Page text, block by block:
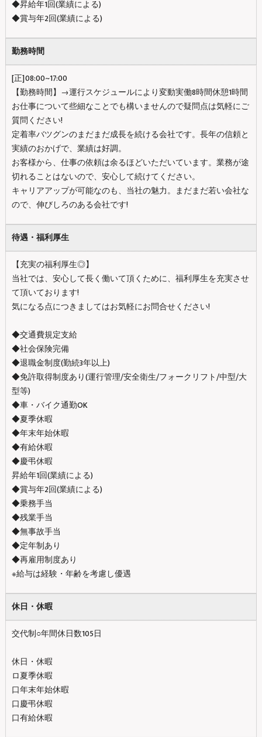
◆昇給年1回(業績による)
◆賞与年2回(業績による)
勤務時間
[正]08:00~17:00
【勤務時間】→運行スケジュールにより変動実働8時間休憩1時間
お仕事について些細なことでも構いませんので疑問点は気軽にご
質問ください!
定着率バツグンのまだまだ成長を続ける会社です。長年の信頼と
実績のおかげで、業績は好調。
お客様から、仕事の依頼は余るほどいただいています。業務が途
切れることはないので、安心して続けてください。
キャリアアップが可能なのも、当社の魅力。まだまだ若い会社な
ので、伸びしろのある会社です!
待遇・福利厚生
【充実の福利厚生◎】
当社では、安心して長く働いて頂くために、福利厚生を充実させ
て頂いております!
気になる点につきましてはお気軽にお問合せください!
◆交通費規定支給
◆社会保険完備
◆退職金制度(勤続3年以上)
◆免許取得制度あり(運行管理/安全衛生/フォークリフト/中型/大
型等)
◆車・バイク通勤OK
◆夏季休暇
◆年末年始休暇
◆有給休暇
◆慶弔休暇
昇給年1回(業績による)
◆賞与年2回(業績による)
◆乗務手当
◆残業手当
◆無事故手当
◆定年制あり
◆再雇用制度あり
※給与は経験・年齢を考慮し優遇
休日・休暇
交代制○年間休日数105日
休日・休暇
ロ夏季休暇
口年末年始休暇
口慶弔休暇
口有給休暇